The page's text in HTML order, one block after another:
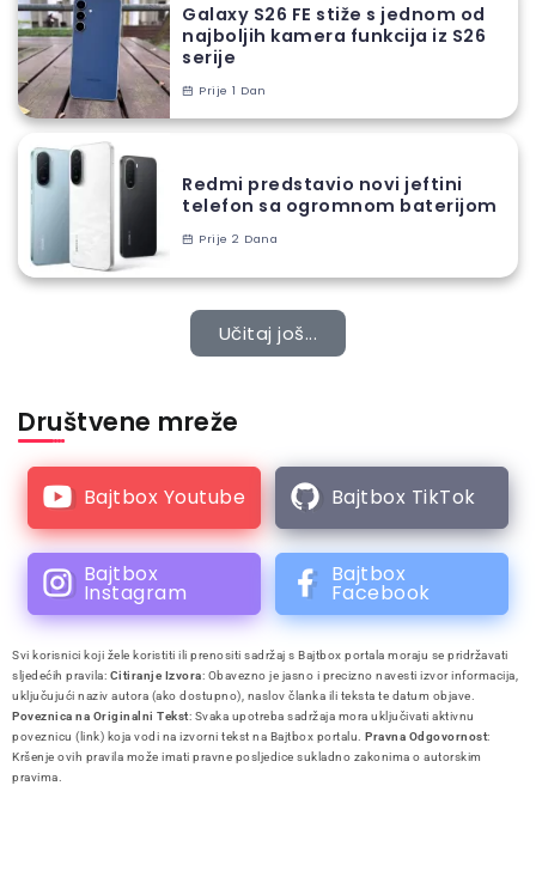
Galaxy S26 FE stiže s jednom od
najboljih kamera funkcija iz S26
serije
Prije 1 Dan
Redmi predstavio novi jeftini
telefon sa ogromnom baterijom
Prije 2 Dana
Učitaj još...
Društvene mreže
Bajtbox Youtube Bajtbox TikTok
Bajtbox
Instagram
Bajtbox
Facebook
Svi korisnici koji žele koristiti ili prenositi sadržaj s Bajtbox portala moraju se pridržavati
sljedećih pravila: Citiranje Izvora: Obavezno je jasno i precizno navesti izvor informacija,
uključujući naziv autora (ako dostupno), naslov članka ili teksta te datum objave.
Poveznica na Originalni Tekst: Svaka upotreba sadržaja mora uključivati aktivnu
poveznicu (link) koja vodi na izvorni tekst na Bajtbox portalu. Pravna Odgovornost:
Kršenje ovih pravila može imati pravne posljedice sukladno zakonima o autorskim
pravima.